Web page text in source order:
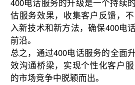
400电话服务的升级是一个持续
估服务效果，收集客户反馈，
入新技术和新方法，确保400电
前沿。
总之，通过400电话服务的全面
效沟通桥梁，实现个性化客户
的市场竞争中脱颖而出。